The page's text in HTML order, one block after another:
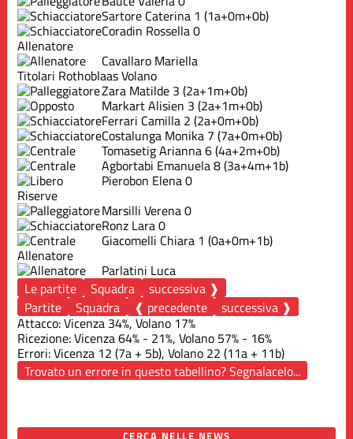
Sartore Caterina 1 (1a+0m+0b)
Coradin Rossella0
Allenatore
Cavallaro Mariella
Titolari Rothoblaas Volano
Zara Matilde 3 (2a+1m+0b)
Markart Alisien 3 (2a+1m+0b)
Ferrari Camilla 2 (2a+0m+0b)
Costalunga Monika 7 (7a+0m+0b)
Tomasetig Arianna6(4a+2m+0b)
Agbortabi Emanuela8(3a+4m+1b)
Pierobon Elena0
Riserve
Marsilli Verena0
Ronz Lara0
Giacomelli Chiara 1 (0a+0m+1b)
Allenatore
Parlatini Luca
Le partite
Squadra
successiva ❱
Partite
Squadra ❰ precedente
successiva ❱
Attacco: Vicenza 34%, Volano 17%
Ricezione: Vicenza 64% - 21%, Volano 57% - 16%
Errori: Vicenza 12 (7a + 5b), Volano 22 (11a + 11b)
Trovato un errore in questo tabellino? Segnalacelo...
CERCA NELLE NEWS